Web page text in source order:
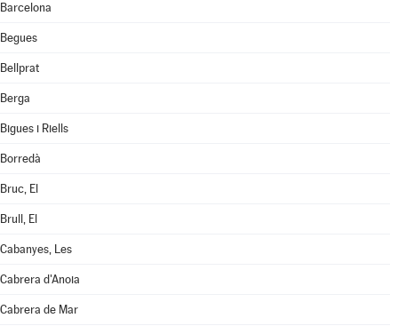
Barcelona
Begues
Bellprat
Berga
Bigues i Riells
Borredà
Bruc, El
Brull, El
Cabanyes, Les
Cabrera d'Anoia
Cabrera de Mar